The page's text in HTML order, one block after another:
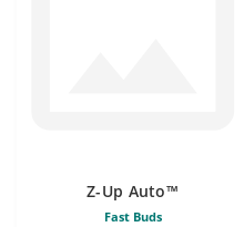
Z-Up Auto™
Fast Buds